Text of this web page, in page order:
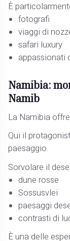
È
fotografi
viaggi di
safari luxury
appassionati
Namibia:
Namib
La Namibia
Qui il
paesaggio.
Sorvolare il
dune rosse
Sossusvlei
paesaggi
contrasti di
È una delle